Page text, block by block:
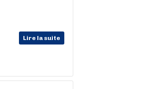
Lire la suite